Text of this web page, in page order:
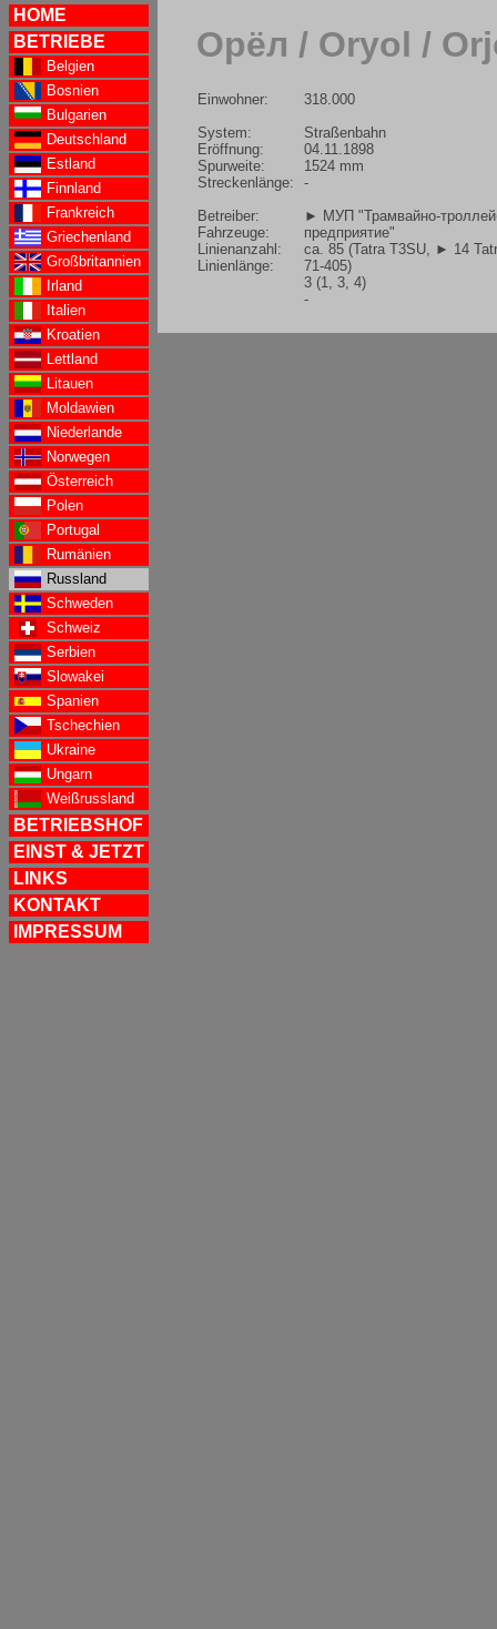
HOME
BETRIEBE
Belgien
Bosnien
Bulgarien
Deutschland
Estland
Finnland
Frankreich
Griechenland
Großbritannien
Irland
Italien
Kroatien
Lettland
Litauen
Moldawien
Niederlande
Norwegen
Österreich
Polen
Portugal
Rumänien
Russland
Schweden
Schweiz
Serbien
Slowakei
Spanien
Tschechien
Ukraine
Ungarn
Weißrussland
BETRIEBSHOF
EINST & JETZT
LINKS
KONTAKT
IMPRESSUM
Орёл / Oryol /
Einwohner:
System:
Eröffnung:
Spurweite:
Streckenlänge:
Betreiber:
Fahrzeuge:
Linienanzahl:
Linienlänge:
318.000
Straßenbahn
04.11.1898
1524 mm
-
► МУП "Трамвайно-
предприятие"
ca. 85 (Tatra T3SU,
► 14
71-405)
3 (1, 3, 4)
-